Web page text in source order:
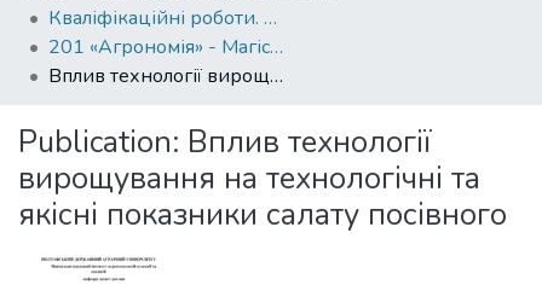
&
Collections
Statistics
Кваліфікаційні роботи. ННІ агротехнологій, селекції та екології
201 «Агрономія» - Магістри 2023-2024
Вплив технології вирощування на технологічні та якісні показники салату посівного
Publication: Вплив технології
вирощування на технологічні та
якісні показники салату посівного